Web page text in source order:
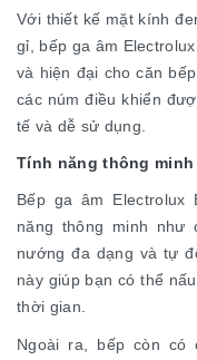
Với thiết kế mặt kính
gỉ, bếp ga âm
và hiện đại cho căn
các núm điều khiển
tế và dễ sử dụng.
Tính năng thông
Bếp ga âm Electrolux
năng thông minh như
nướng đa dạng và tự
này giúp bạn có thể
thời gian.
Ngoài ra, bếp còn có